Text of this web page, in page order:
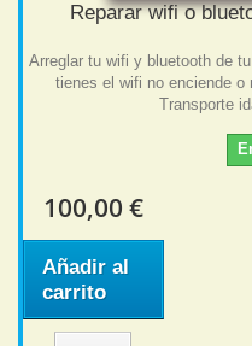
Reparar wifi o
Arreglar tu wifi y bluetooth de
tienes el wifi no enciende o
Transporte
100,00 €
Añadir al
carrito